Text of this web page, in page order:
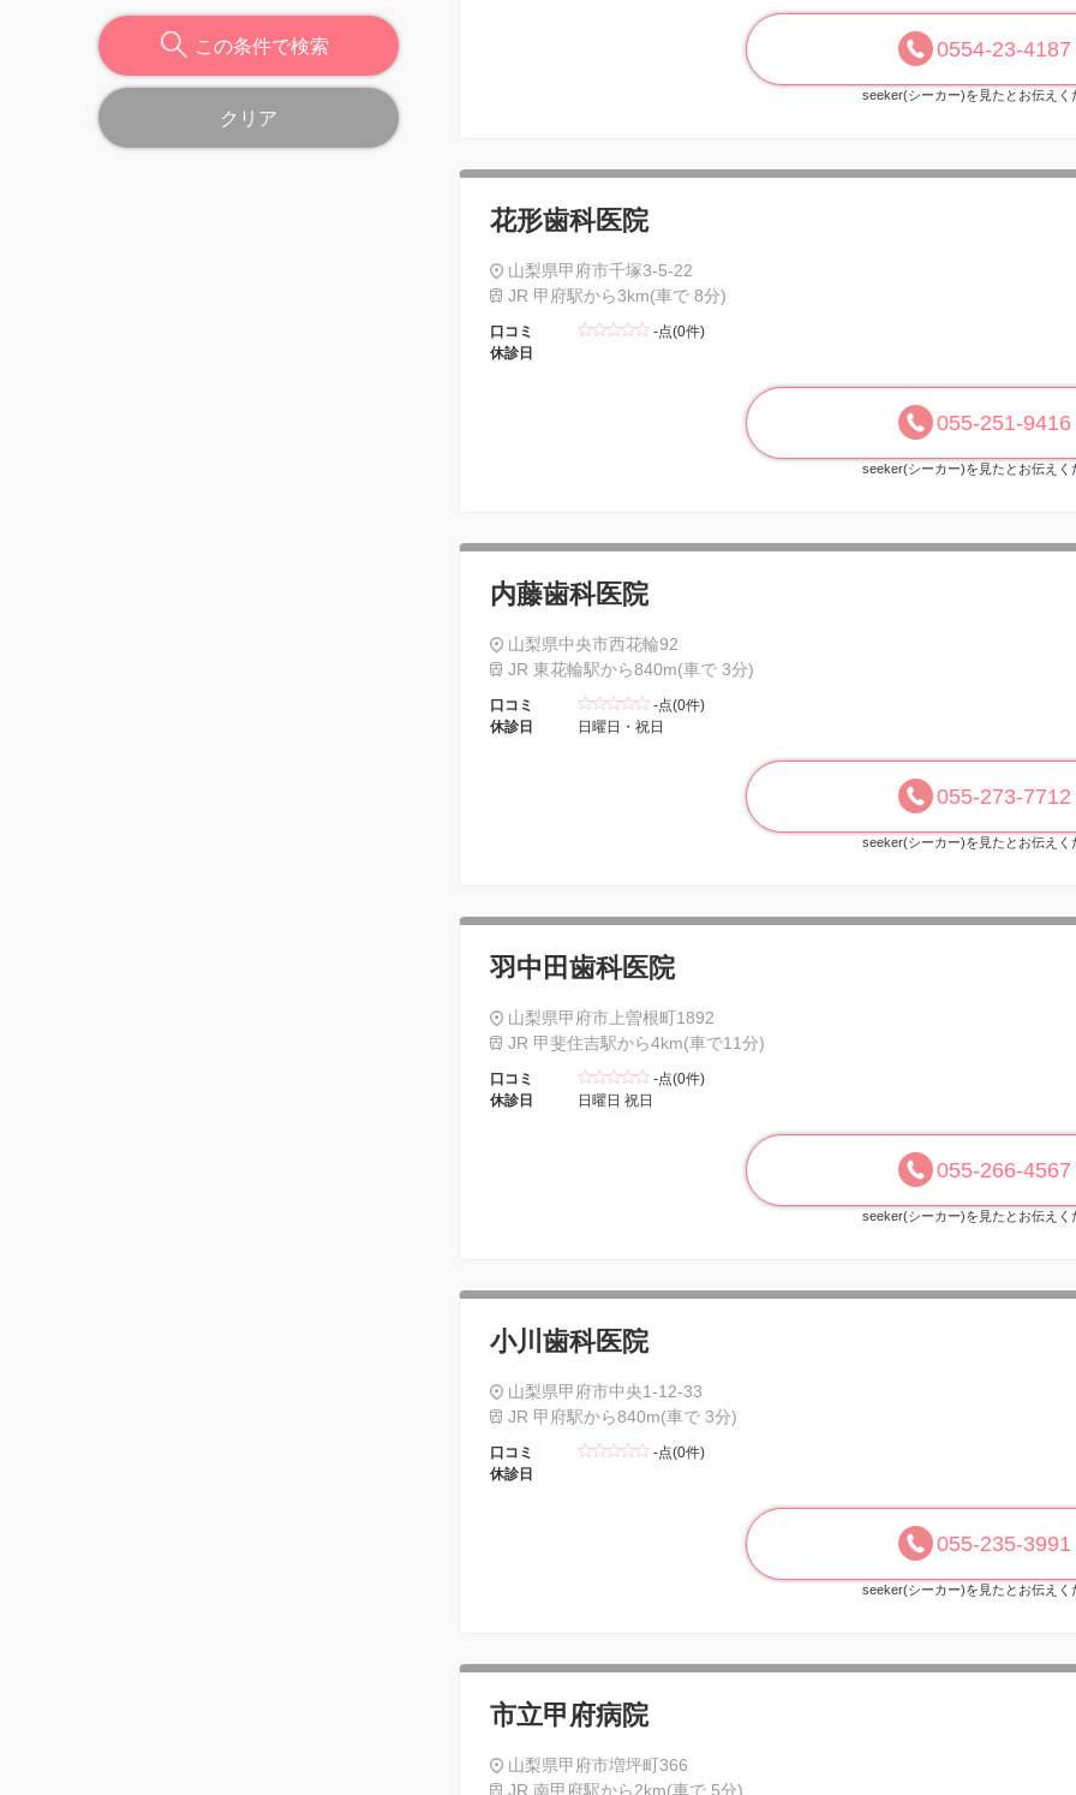
この条件で検索
クリア
0554-23-4187
seeker(シーカー)を見たとお伝えく
花形歯科医院
山梨県甲府市千塚3-5-22
JR 甲府駅から3km(車で 8分)
口コミ
-点(0件)
休診日
055-251-9416
seeker(シーカー)を見たとお伝えく
内藤歯科医院
山梨県中央市西花輪92
JR 東花輪駅から840m(車で 3分)
口コミ
-点(0件)
休診日
日曜日・祝日
055-273-7712
seeker(シーカー)を見たとお伝えく
羽中田歯科医院
山梨県甲府市上曽根町1892
JR 甲斐住吉駅から4km(車で11分)
口コミ
-点(0件)
休診日
日曜日 祝日
055-266-4567
seeker(シーカー)を見たとお伝えく
小川歯科医院
山梨県甲府市中央1-12-33
JR 甲府駅から840m(車で 3分)
口コミ
-点(0件)
休診日
055-235-3991
seeker(シーカー)を見たとお伝えく
市立甲府病院
山梨県甲府市増坪町366
JR 南甲府駅から2km(車で 5分)